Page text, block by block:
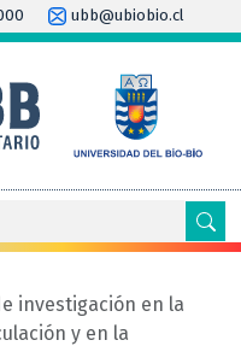
ubb@ubiobio.cl
investigación en la
y en la